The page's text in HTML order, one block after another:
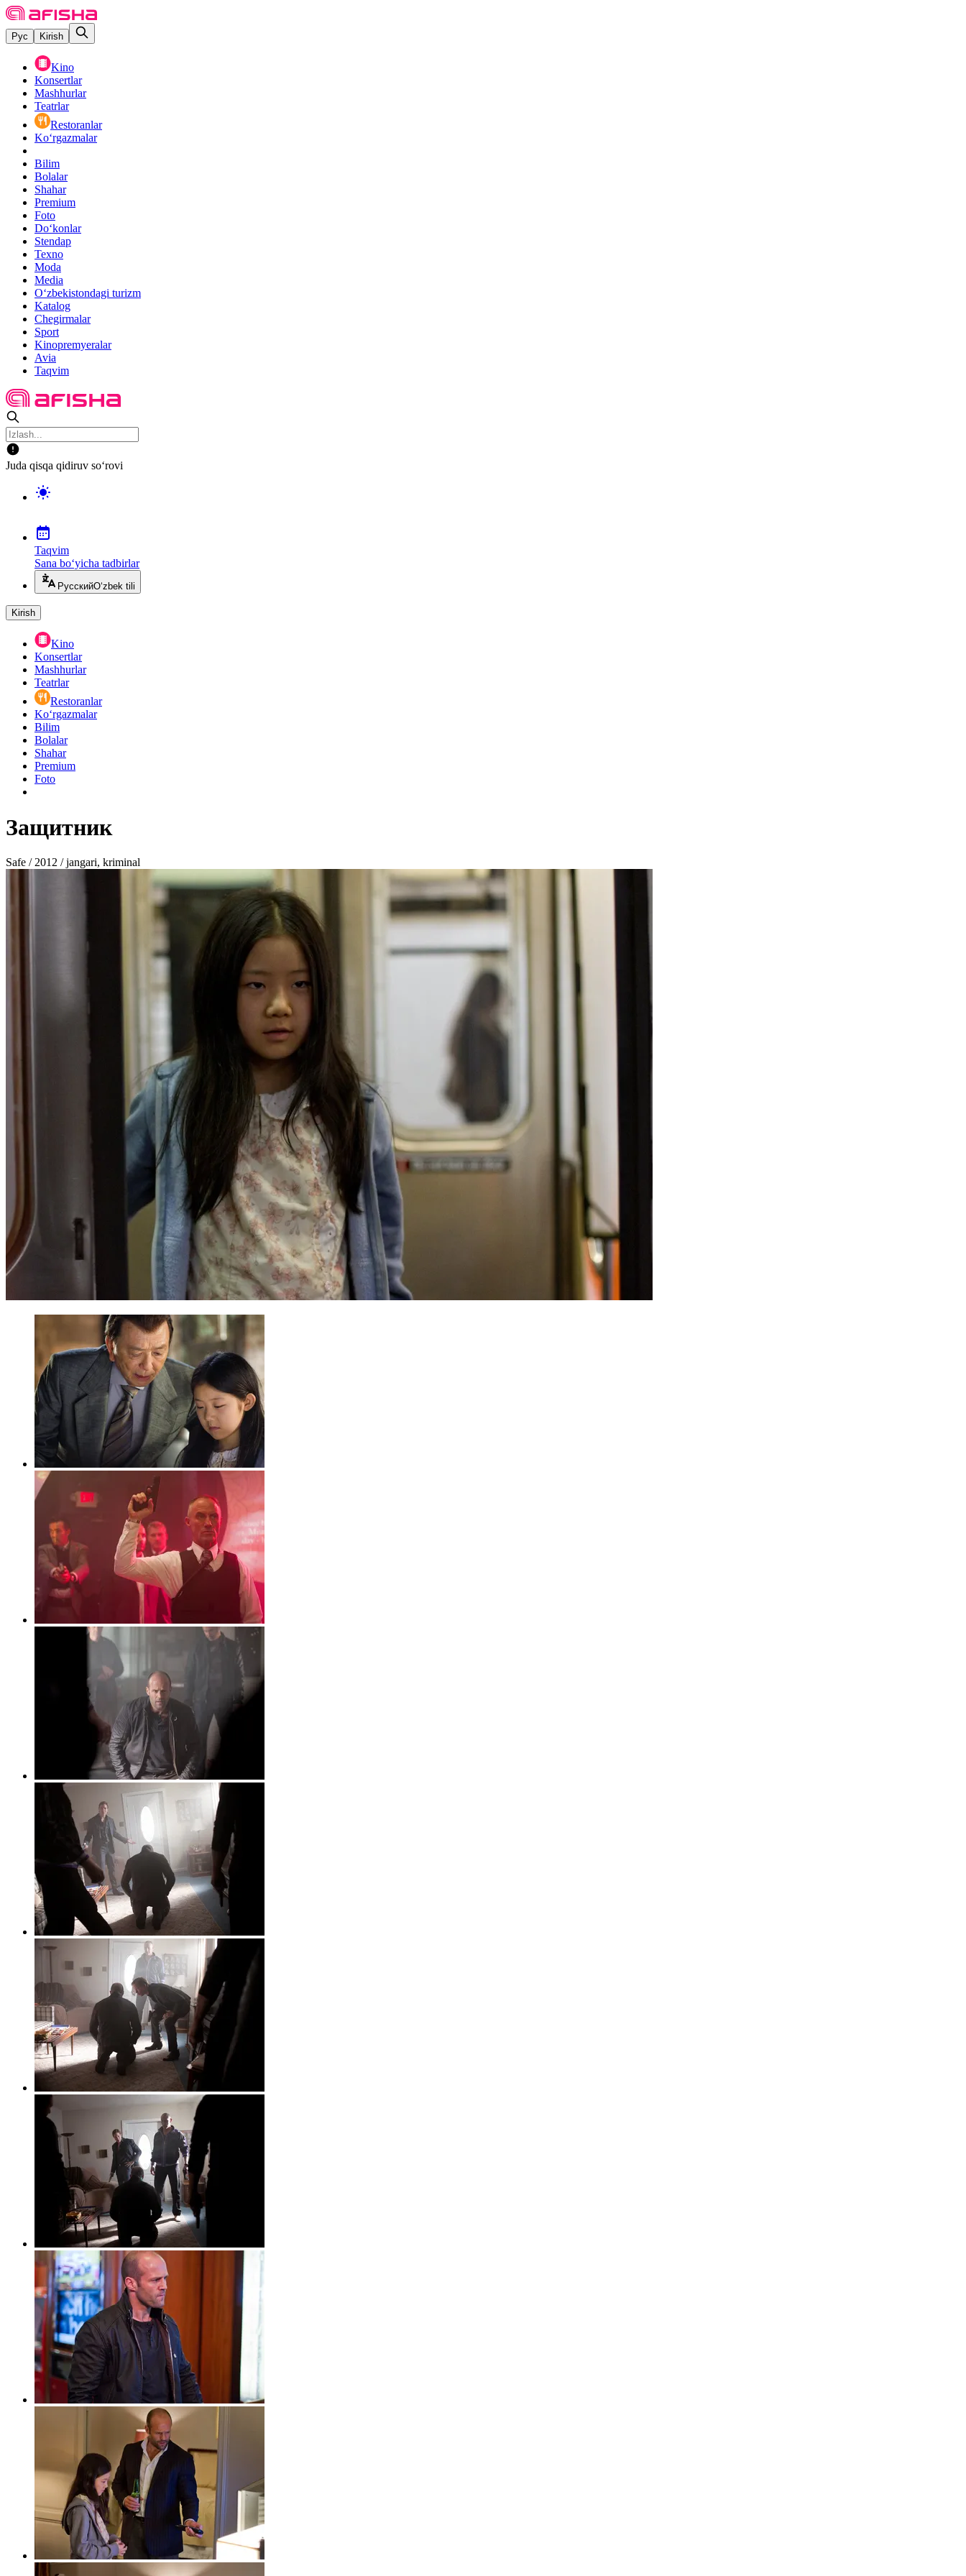
Рус Kirish
Kino
Konsertlar
Mashhurlar
Teatrlar
Restoranlar
Ko‘rgazmalar
Bilim
Bolalar
Shahar
Premium
Foto
Do‘konlar
Stendap
Texno
Moda
Media
O‘zbekistondagi turizm
Katalog
Chegirmalar
Sport
Kinopremyeralar
Avia
Taqvim
Juda qisqa qidiruv so‘rovi
Taqvim
Sana bo‘yicha tadbirlar
РусскийO‘zbek tili
Kirish
Kino
Konsertlar
Mashhurlar
Teatrlar
Restoranlar
Ko‘rgazmalar
Bilim
Bolalar
Shahar
Premium
Foto
Защитник
Safe / 2012 / jangari, kriminal